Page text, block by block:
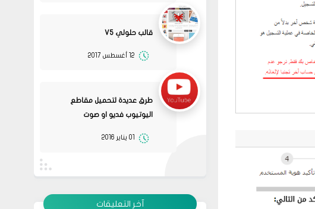
قالب حلولي V5
12 أغسطس 2017
طرق عديدة لتحميل مقاطع
اليوتيوب فديو او صوت
01 يناير 2016
آخر التعليقات
08
02 2022
مشاركة
المشكله
قم بتجربة تحديث الطابعه
جرب الطريقتين ممكن تحل
02 2022
ممكن تحل المشكله